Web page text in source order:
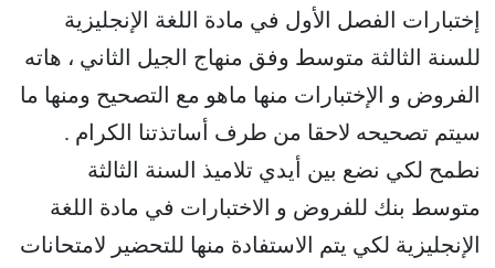
إختبارات الفصل الأول في مادة اللغة الإنجليزية
للسنة الثالثة متوسط وفق منهاج الجيل الثاني ، هاته
الفروض و الإختبارات منها ماهو مع التصحيح ومنها ما
سيتم تصحيحه لاحقا من طرف أساتذتنا الكرام .
نطمح لكي نضع بين أيدي تلاميذ السنة الثالثة
متوسط بنك للفروض و الاختبارات في مادة اللغة
الإنجليزية لكي يتم الاستفادة منها للتحضير لامتحانات